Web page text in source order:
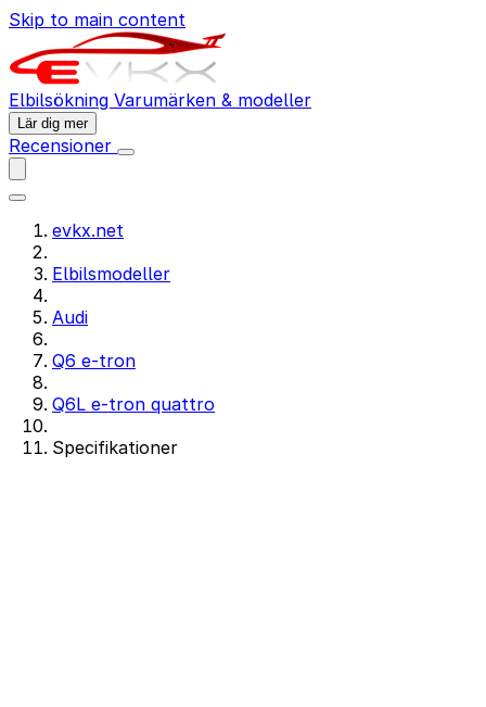
Skip to main content
Elbilsökning Varumärken & modeller
Lär dig mer
Recensioner
evkx.net
Elbilsmodeller
Audi
Q6 e-tron
Q6L e-tron quattro
Specifikationer